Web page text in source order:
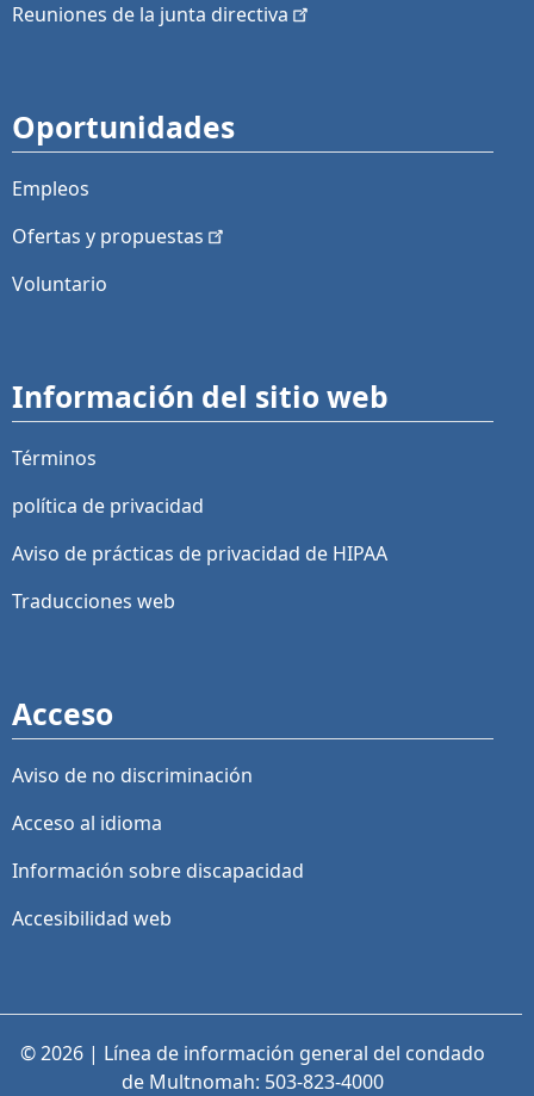
Reuniones de la junta directiva
Oportunidades
Empleos
Ofertas y propuestas
Voluntario
Información del sitio web
Términos
política de privacidad
Aviso de prácticas de privacidad de HIPAA
Traducciones web
Acceso
Aviso de no discriminación
Acceso al idioma
Información sobre discapacidad
Accesibilidad web
© 2026 | Línea de información general del condado
de Multnomah: 503-823-4000